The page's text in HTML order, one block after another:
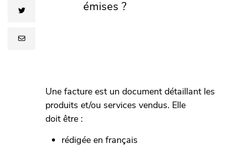
twitter
email
émises ?
Une facture est un document détaillant les
produits et/ou services vendus. Elle
doit être :
rédigée en français